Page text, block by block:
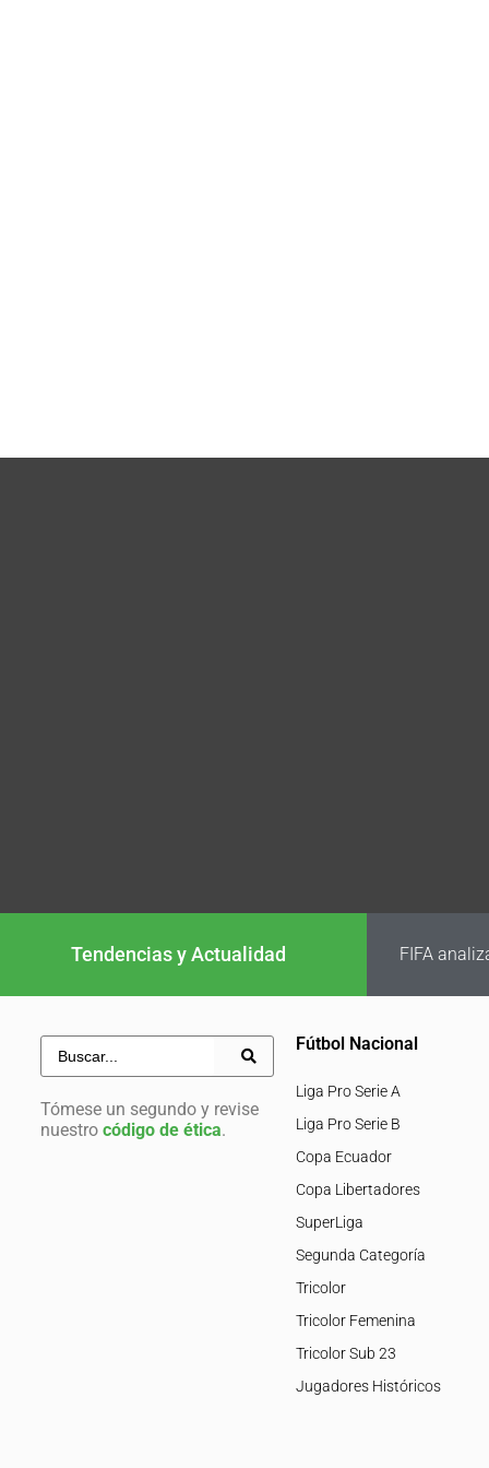
Tendencias y Actualidad FIFA
Tómese un segundo y revise
nuestro código de ética.
Fútbol Nacional
Liga Pro Serie A
Liga Pro Serie B
Copa Ecuador
Copa Libertadores
SuperLiga
Segunda Categoría
Tricolor
Tricolor Femenina
Tricolor Sub 23
Jugadores Históricos